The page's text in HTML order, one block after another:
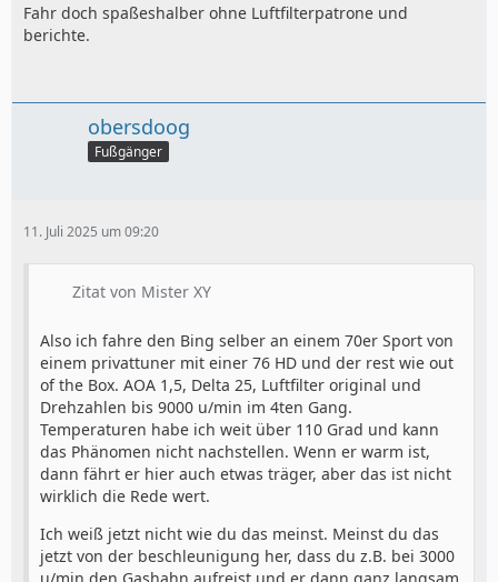
Fahr doch spaßeshalber ohne Luftfilterpatrone und
berichte.
obersdoog
Fußgänger
11. Juli 2025 um 09:20
Zitat von Mister XY
Also ich fahre den Bing selber an einem 70er Sport von
einem privattuner mit einer 76 HD und der rest wie out
of the Box. AOA 1,5, Delta 25, Luftfilter original und
Drehzahlen bis 9000 u/min im 4ten Gang.
Temperaturen habe ich weit über 110 Grad und kann
das Phänomen nicht nachstellen. Wenn er warm ist,
dann fährt er hier auch etwas träger, aber das ist nicht
wirklich die Rede wert.
Ich weiß jetzt nicht wie du das meinst. Meinst du das
jetzt von der beschleunigung her, dass du z.B. bei 3000